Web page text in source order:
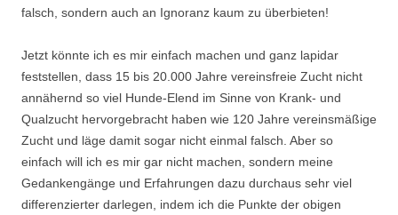
falsch, sondern auch an Ignoranz kaum zu überbieten!
Jetzt könnte ich es mir einfach machen und ganz lapidar
feststellen, dass 15 bis 20.000 Jahre vereinsfreie Zucht nicht
annähernd so viel Hunde-Elend im Sinne von Krank- und
Qualzucht hervorgebracht haben wie 120 Jahre vereinsmäßige
Zucht und läge damit sogar nicht einmal falsch. Aber so
einfach will ich es mir gar nicht machen, sondern meine
Gedankengänge und Erfahrungen dazu durchaus sehr viel
differenzierter darlegen, indem ich die Punkte der obigen